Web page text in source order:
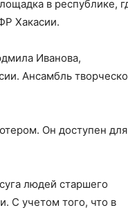
в республике,
Хакасии.
Иванова,
Ансамбль
Он доступен для
людей старшего
С учетом того, что в